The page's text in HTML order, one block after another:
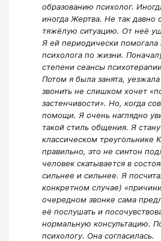
образованию психолог.
иногда Жертва. Не так давно
тяжёлую ситуацию. От неё
Я ей периодически помогала
психолога по жизни.
степени сеансы
Потом я была занята,
звонить не слишком хочет
застенчивости». Но, когда
помощи. Я очень наглядно
такой стиль общения. Я
классическом треугольнике
правильно, это не синтон
человек скатывается в
сильнее и сильнее. Я
конкретном случае)
очередном звонке сама
её послушать и
нормальную консультацию.
психологу. Она согласилась.